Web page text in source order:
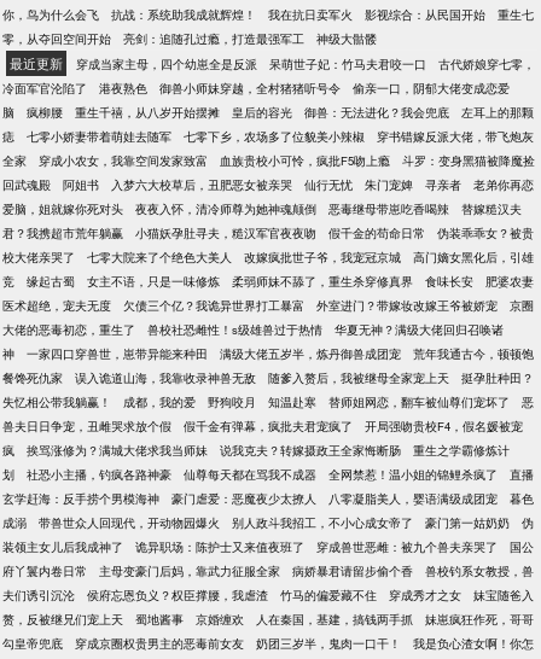
你，鸟为什么会飞
抗战：系统助我成就辉煌！ 我在抗日卖军火 影视综合：从民国开始
重生七
零，从夺回空间开始
亮剑：追随孔过瘾，打造最强军工 神级大骷髅
最近更新 穿成当家主母，四个幼崽全是反派 呆萌世子妃：竹马夫君咬一口
古代娇娘穿七零，
冷面军官沦陷了
港夜熟色 御兽小师妹穿越，全村猪猪听号令
偷亲一口，阴郁大佬变成恋爱
脑
疯柳腰 重生千禧，从八岁开始摆摊 皇后的容光 御兽：无法进化？我会兜底
左耳上的那颗
痣
七零小娇妻带着萌娃去随军 七零下乡，农场多了位貌美小辣椒
穿书错嫁反派大佬，带飞炮灰
全家
穿成小农女，我靠空间发家致富 血族贵校小可怜，疯批F5吻上瘾
斗罗：变身黑猫被降魔捡
回武魂殿
阿姐书 入梦六大校草后，丑肥恶女被亲哭 仙行无忧 朱门宠婢 寻亲者
老弟你再恋
爱脑，姐就嫁你死对头
夜夜入怀，清冷师尊为她神魂颠倒 恶毒继母带崽吃香喝辣
替嫁糙汉夫
君？我携超市荒年躺赢
小猫妖孕肚寻夫，糙汉军官夜夜吻 假千金的苟命日常
伪装乖乖女？被贵
校大佬亲哭了
七零大院来了个绝色大美人 改嫁疯批世子爷，我宠冠京城
高门嫡女黑化后，引雄
竞
缘起古蜀 女主不语，只是一味修炼 柔弱师妹不舔了，重生杀穿修真界 食味长安
肥婆农妻
医术超绝，宠夫无度
欠债三个亿？我诡异世界打工暴富 外室进门？带嫁妆改嫁王爷被娇宠
京圈
大佬的恶毒初恋，重生了
兽校社恐雌性！s级雄兽过于热情
华夏无神？满级大佬回归召唤诸
神
一家四口穿兽世，崽带异能来种田 满级大佬五岁半，炼丹御兽成团宠
荒年我通古今，顿顿饱
餐馋死仇家
误入诡道山海，我靠收录神兽无敌 随爹入赘后，我被继母全家宠上天
挺孕肚种田？
失忆相公带我躺赢！
成都，我的爱 野狗咬月 知温赴寒 替师姐网恋，翻车被仙尊们宠坏了
恶
兽夫日日争宠，丑雌哭求放个假
假千金有弹幕，疯批夫君宠疯了
开局强吻贵校F4，假名媛被宠
疯
挨骂涨修为？满城大佬求我当师妹 说我克夫？转嫁摄政王全家悔断肠
重生之学霸修炼计
划
社恐小主播，钓疯各路神豪 仙尊每天都在骂我不成器 全网禁惹！温小姐的锦鲤杀疯了
直播
玄学赶海：反手捞个男模海神
豪门虐爱：恶魔夜少太撩人 八零凝脂美人，婴语满级成团宠
暮色
成溺
带兽世众人回现代，开动物园爆火 别人政斗我招工，不小心成女帝了 豪门第一姑奶奶
伪
装领主女儿后我成神了
诡异职场：陈护士又来值夜班了 穿成兽世恶雌：被九个兽夫亲哭了
国公
府丫鬟内卷日常
主母变豪门后妈，靠武力征服全家 病娇暴君请留步偷个香
兽校钓系女教授，兽
夫们诱引沉沦
侯府忘恩负义？权臣撑腰，我虐渣 竹马的偏爱藏不住 穿成秀才之女
妹宝随爸入
赘，反被继兄们宠上天
蜀地酱事 京婚缠欢 人在秦国，基建，搞钱两手抓
妹崽疯狂作死，哥哥
勾皇帝兜底
穿成京圈权贵男主的恶毒前女友 奶团三岁半，鬼肉一口干！ 我是负心渣女啊！你怎